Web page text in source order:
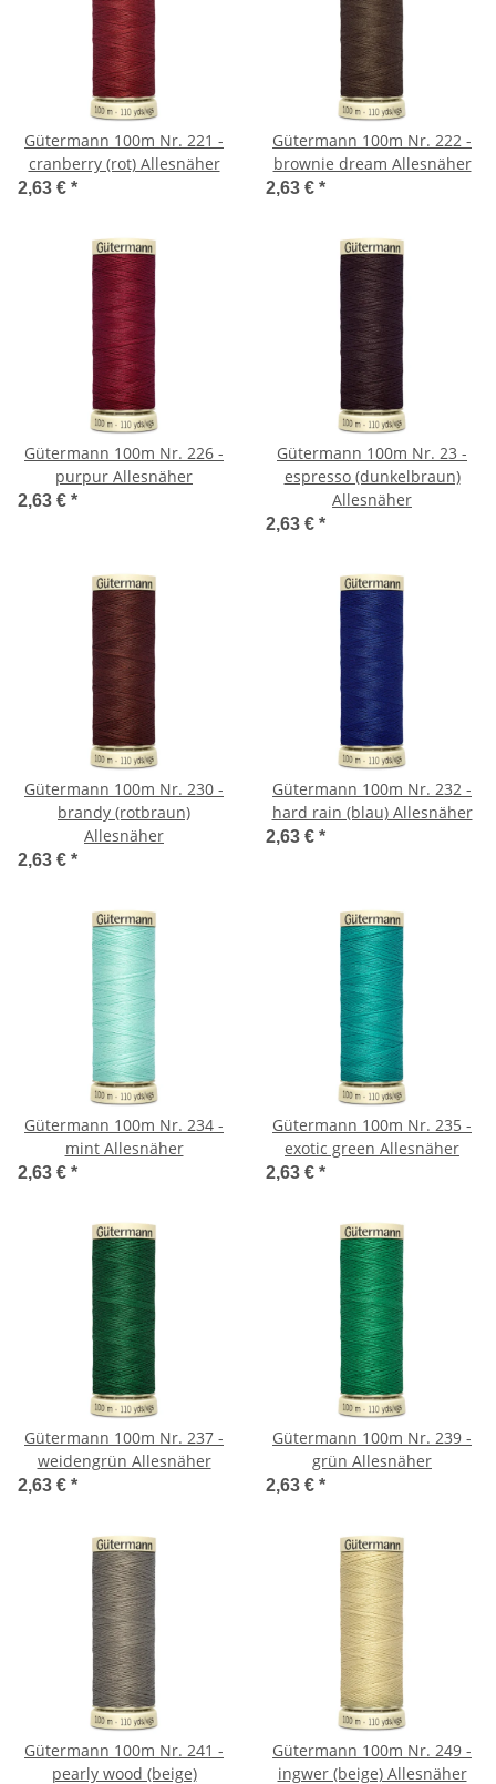
Gütermann 100m Nr. 221 -
cranberry (rot) Allesnäher
2,63 € *
Gütermann 100m Nr. 222 -
brownie dream Allesnäher
2,63 € *
Gütermann 100m Nr. 226 -
purpur Allesnäher
2,63 € *
Gütermann 100m Nr. 23 -
espresso (dunkelbraun)
Allesnäher
2,63 € *
Gütermann 100m Nr. 230 -
brandy (rotbraun)
Allesnäher
2,63 € *
Gütermann 100m Nr. 232 -
hard rain (blau) Allesnäher
2,63 € *
Gütermann 100m Nr. 234 -
mint Allesnäher
2,63 € *
Gütermann 100m Nr. 235 -
exotic green Allesnäher
2,63 € *
Gütermann 100m Nr. 237 -
weidengrün Allesnäher
2,63 € *
Gütermann 100m Nr. 239 -
grün Allesnäher
2,63 € *
Gütermann 100m Nr. 241 -
pearly wood (beige)
Gütermann 100m Nr. 249 -
ingwer (beige) Allesnäher